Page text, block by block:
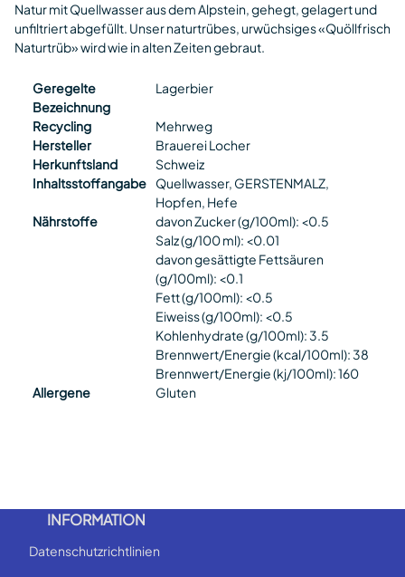
Natur mit Quellwasser aus dem Alpstein, gehegt, gelagert und
unfiltriert abgefüllt. Unser naturtrübes, urwüchsiges «Quöllfrisch
Naturtrüb» wird wie in alten Zeiten gebraut.
Geregelte
Bezeichnung
Lagerbier
Recycling
Mehrweg
Hersteller
Brauerei Locher
Herkunftsland
Schweiz
Inhaltsstoffangabe
Quellwasser, GERSTENMALZ,
Hopfen, Hefe
Nährstoffe
davon Zucker (g/100ml): <0.5
Salz (g/100 ml): <0.01
davon gesättigte Fettsäuren
(g/100ml): <0.1
Fett (g/100ml): <0.5
Eiweiss (g/100ml): <0.5
Kohlenhydrate (g/100ml): 3.5
Brennwert/Energie (kcal/100ml): 38
Brennwert/Energie (kj/100ml): 160
Allergene
Gluten
INFORMATION
Datenschutzrichtlinien